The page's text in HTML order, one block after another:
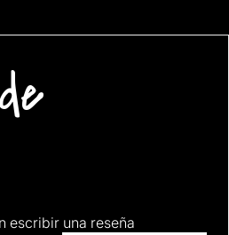
escribir una reseña